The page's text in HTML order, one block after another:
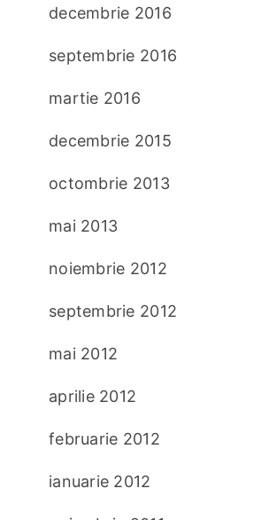
decembrie 2016
septembrie 2016
martie 2016
decembrie 2015
octombrie 2013
mai 2013
noiembrie 2012
septembrie 2012
mai 2012
aprilie 2012
februarie 2012
ianuarie 2012